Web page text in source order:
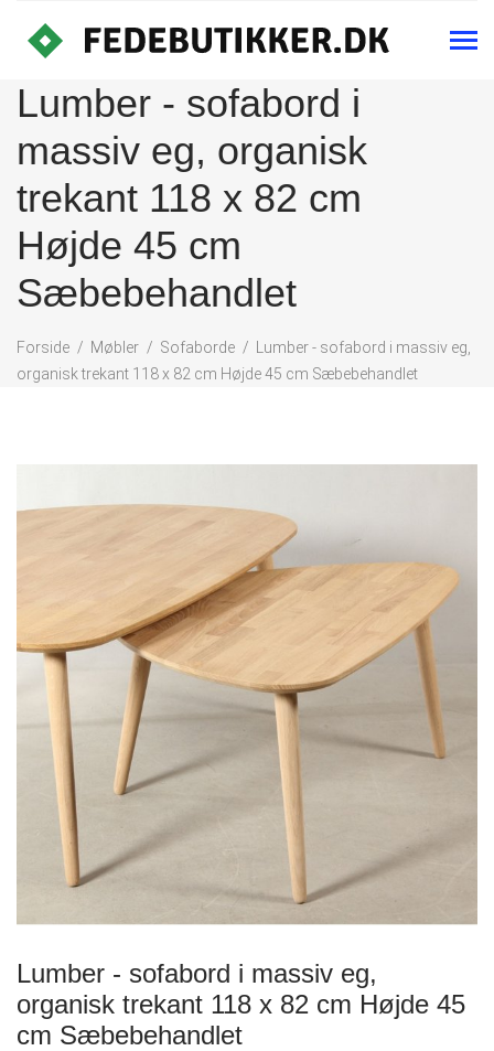
Lumber - sofabord i
massiv eg, organisk
trekant 118 x 82 cm
Højde 45 cm
Sæbebehandlet
Forside Møbler Sofaborde
Lumber - sofabord i massiv eg,
organisk trekant 118 x 82 cm Højde 45 cm Sæbebehandlet
Lumber - sofabord i massiv eg,
organisk trekant 118 x 82 cm Højde 45
cm Sæbebehandlet